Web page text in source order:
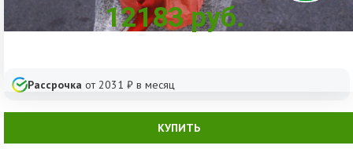
12183 руб.
Рассрочка от 2031 ₽ в месяц
КУПИТЬ